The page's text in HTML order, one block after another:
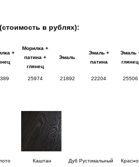
в рублях):
+
Морилка +
патина +
глянец
Эмаль
Эмаль +
патина
Эмаль
25974 21892 22204 25506
Каштан Дуб Рустикальный